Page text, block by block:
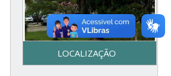
LOCALIZAÇÃO